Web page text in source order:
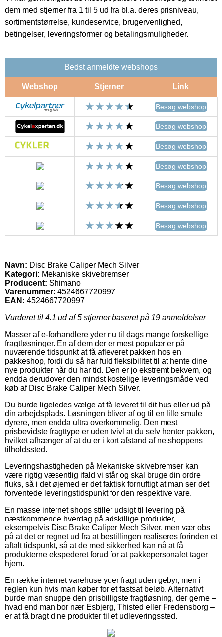
dem med stjerner fra 1 til 5 ud fra bl.a. deres prisniveau,
sortimentstørrelse, kundeservice, brugervenlighed,
betingelser, leveringsformer og betalingsmuligheder.
Bedst anmeldte webshops
Webshop Stjerner Link
Besøg webshop
Besøg webshop
Besøg webshop
Besøg webshop
Besøg webshop
Besøg webshop
Besøg webshop
Navn: Disc Brake Caliper Mech Silver
Kategori: Mekaniske skivebremser
Producent: Shimano
Varenummer: 4524667720997
EAN: 4524667720997
Vurderet til 4.1 ud af 5 stjerner baseret på 19 anmeldelser
Masser af e-forhandlere yder nu til dags mange forskellige
fragtløsninger. En af dem der er mest populær er på
nuværende tidspunkt at få afleveret pakken hos en
pakkeshop, fordi du så har fuld fleksibilitet til at hente dine
nye produkter når du har tid. Den er jo ekstremt bekvem, og
endda derudover den mindst kostelige leveringsmåde ved
køb af Disc Brake Caliper Mech Silver.
Du burde ligeledes vælge at få leveret til dit hus eller ud på
din arbejdsplads. Løsningen bliver af og til en lille smule
dyrere, men endda ultra overkommelig. Den mest
prisbevidste fragttype er uden tvivl at du selv henter pakken,
hvilket afhænger af at du er i kort afstand af netshoppens
tilholdssted.
Leveringshastigheden på Mekaniske skivebremser kan
være rigtig væsentlig ifald vi står og skal bruge din ordre
fluks, så i det øjemed er det faktisk fornuftigt at man ser det
forventede leveringstidspunkt for den respektive vare.
En masse internet shops stiller udsigt til levering på
næstkommende hverdag på adskillige produkter,
eksempelvis Disc Brake Caliper Mech Silver, men vær obs
på at det er regnet ud fra at bestillingen realiseres forinden et
aftalt tidspunkt, så at de med sikkerhed kan nå at få
produkterne ekspederet forud for at pakkepersonalet tager
hjem.
En række internet varehuse yder fragt uden gebyr, men i
reglen kun hvis man køber for et fastsat beløb. Alternativt
burde man snuppe den prisbilligste fragtløsning, der gerne –
hvad end man bor nær Esbjerg, Thisted eller Fredensborg –
er at få bragt dine produkter til et udleveringssted.